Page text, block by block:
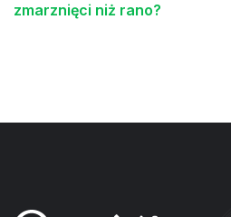
zmarznięci niż rano?